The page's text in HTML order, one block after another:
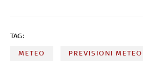
sempre più importante agire sul
TAG:
METEO PREVISIONI METEO